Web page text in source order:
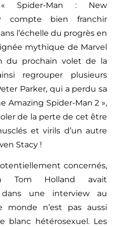
Spider-Man : New
compte bien franchir
l’échelle du progrès en
mythique de Marvel
du prochain volet de la
regrouper plusieurs
Parker, qui a perdu sa
Amazing Spider-Man 2 »,
de la perte de cet être
et virils d’un autre
Stacy !
concernés,
Tom Holland avait
une interview au
monde n’est pas aussi
blanc hétérosexuel. Les